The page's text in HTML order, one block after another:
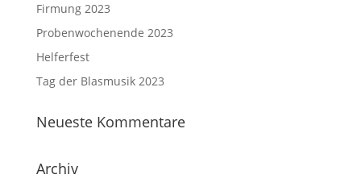
Firmung 2023
Probenwochenende 2023
Helferfest
Tag der Blasmusik 2023
Neueste Kommentare
Archiv